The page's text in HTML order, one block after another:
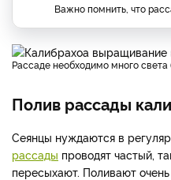
Важно помнить, что
Рассаде необходимо много
Полив рассады
Сеянцы нуждаются в
рассады проводят частый,
пересыхают. Поливают